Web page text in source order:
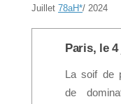
Juillet 78aH*/ 2024
Paris, le
La soif de
de